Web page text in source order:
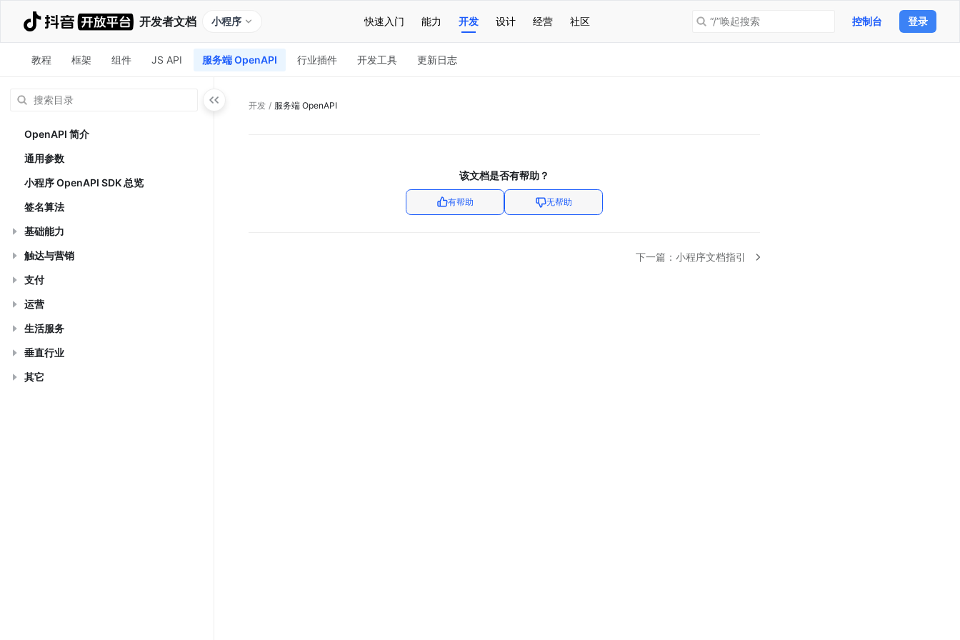
开发者文档 小程序 快速入门 能力 开发 设计 经营 社区 “/”唤起搜索 控制台 登录
教程 框架 组件 JS API 服务端 OpenAPI 行业插件 开发工具 更新日志
OpenAPI 简介
通用参数
小程序 OpenAPI SDK 总览
签名算法
基础能力
触达与营销
支付
运营
生活服务
垂直行业
其它
开发 / 服务端 OpenAPI
该文档是否有帮助？
有帮助 无帮助
下一篇： 小程序文档指引